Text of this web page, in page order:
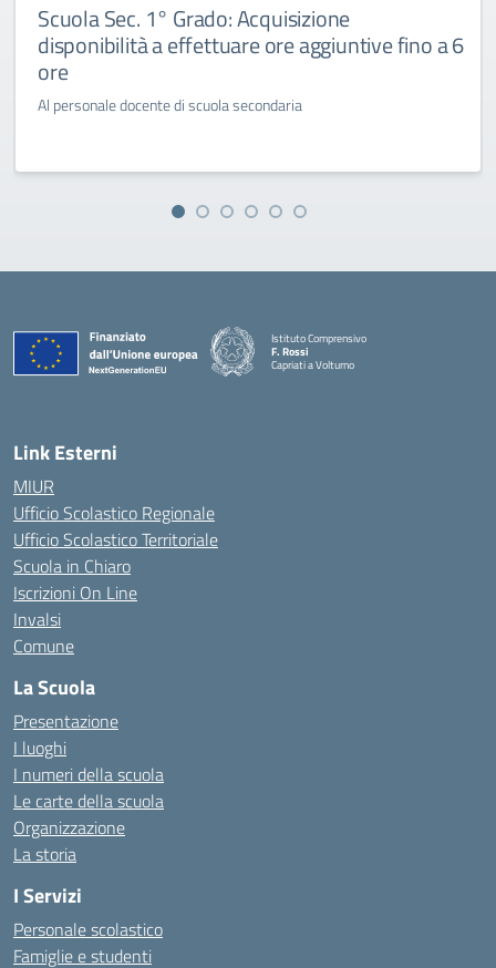
Scuola Sec. 1° Grado: Acquisizione
disponibilità a effettuare ore aggiuntive fino a 6
ore
Al personale docente di scuola secondaria
Istituto Comprensivo
F. Rossi
Capriati a Volturno
— Visita la pagina iniziale della scuola
Link Esterni
MIUR
Ufficio Scolastico Regionale
Ufficio Scolastico Territoriale
Scuola in Chiaro
Iscrizioni On Line
Invalsi
Comune
La Scuola
Presentazione
I luoghi
I numeri della scuola
Le carte della scuola
Organizzazione
La storia
I Servizi
Personale scolastico
Famiglie e studenti